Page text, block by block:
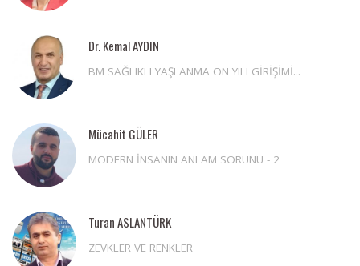
Dr. Kemal AYDIN
BM SAĞLIKLI YAŞLANMA ON YILI GİRİŞİMİ...
Mücahit GÜLER
MODERN İNSANIN ANLAM SORUNU - 2
Turan ASLANTÜRK
ZEVKLER VE RENKLER